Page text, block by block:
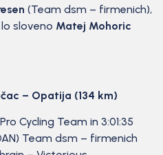
(Team dsm – firmenich),
sloveno Matej Mohoric
– Opatija (134 km)
Cycling Team in 3:01:35
Team dsm – firmenich